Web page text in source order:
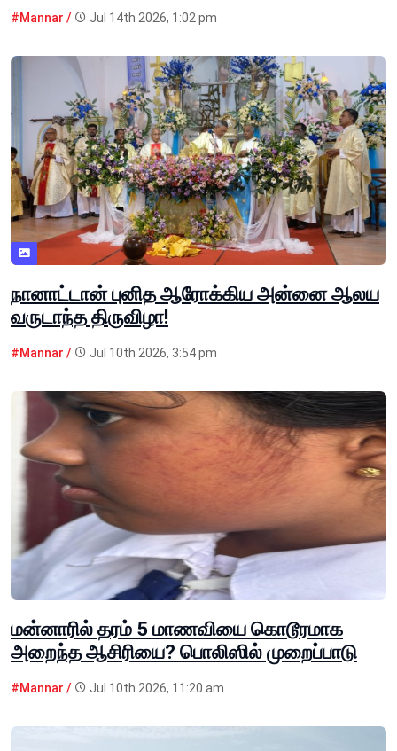
#Mannar / Jul 14th 2026, 1:02 pm
நானாட்டான் புனித ஆரோக்கிய அன்னை ஆலய
வருடாந்த திருவிழா!
#Mannar / Jul 10th 2026, 3:54 pm
மன்னாரில் தரம் 5 மாணவியை கொடூரமாக
அறைந்த ஆசிரியை? பொலிஸில் முறைப்பாடு
#Mannar / Jul 10th 2026, 11:20 am